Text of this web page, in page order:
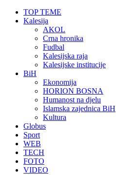
TOP TEME
Kalesija
AKOL
Crna hronika
Fudbal
Kalesijska raja
Kalesijske institucije
BiH
Ekonomija
HORION BOSNA
Humanost na djelu
Islamska zajednica BiH
Kultura
Globus
Sport
WEB
TECH
FOTO
VIDEO